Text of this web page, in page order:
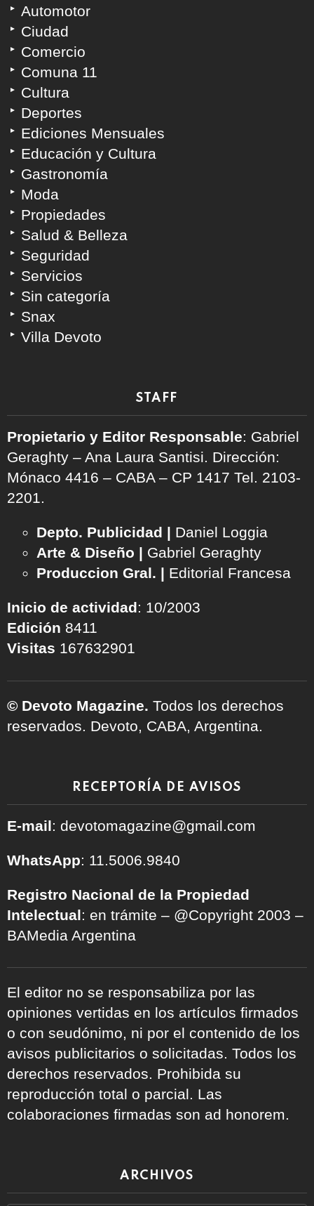
Automotor
Ciudad
Comercio
Comuna 11
Cultura
Deportes
Ediciones Mensuales
Educación y Cultura
Gastronomía
Moda
Propiedades
Salud & Belleza
Seguridad
Servicios
Sin categoría
Snax
Villa Devoto
STAFF
Propietario y Editor Responsable: Gabriel
Geraghty – Ana Laura Santisi. Dirección:
Mónaco 4416 – CABA – CP 1417 Tel. 2103-
2201.
Depto. Publicidad | Daniel Loggia
Arte & Diseño | Gabriel Geraghty
Produccion Gral. | Editorial Francesa
Inicio de actividad: 10/2003
Edición 8411
Visitas 167632901
© Devoto Magazine. Todos los derechos
reservados. Devoto, CABA, Argentina.
RECEPTORÍA DE AVISOS
E-mail: devotomagazine@gmail.com
WhatsApp: 11.5006.9840
Registro Nacional de la Propiedad
Intelectual: en trámite – @Copyright 2003 –
BAMedia Argentina
El editor no se responsabiliza por las
opiniones vertidas en los artículos firmados
o con seudónimo, ni por el contenido de los
avisos publicitarios o solicitadas. Todos los
derechos reservados. Prohibida su
reproducción total o parcial. Las
colaboraciones firmadas son ad honorem.
ARCHIVOS